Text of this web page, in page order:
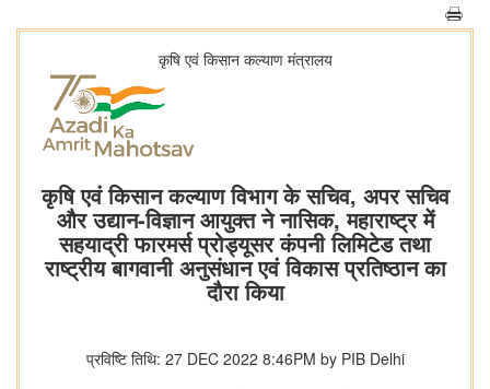
कृषि एवं किसान कल्‍याण मंत्रालय
कृषि एवं किसान कल्याण विभाग के सचिव, अपर सचिव
और उद्यान-विज्ञान आयुक्त ने नासिक, महाराष्ट्र में
सहयाद्री फारमर्स प्रोड्यूसर कंपनी लिमिटेड तथा
राष्ट्रीय बागवानी अनुसंधान एवं विकास प्रतिष्ठान का
दौरा किया
प्रविष्टि तिथि: 27 DEC 2022 8:46PM by PIB Delhi